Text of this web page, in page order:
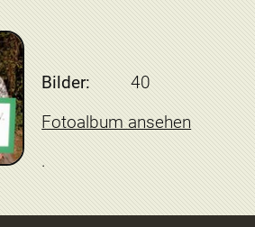
Bilder:
40
Fotoalbum ansehen